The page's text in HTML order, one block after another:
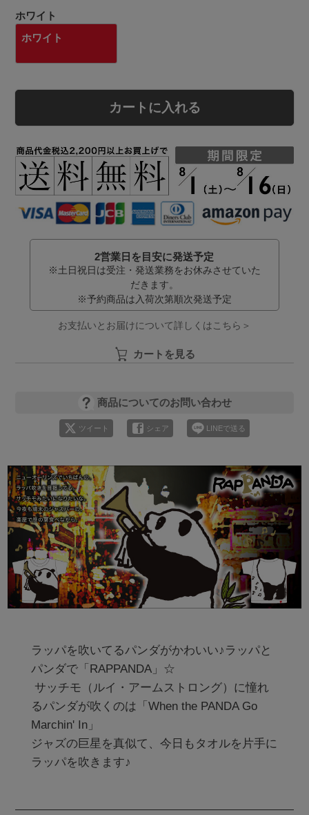
ホワイト
ホワイト
カートに入れる
2営業日を目安に発送予定
※土日祝日は受注・発送業務をお休みさせていた
だきます。
※予約商品は入荷次第順次発送予定
お支払いとお届けについて詳しくはこちら＞
カートを見る
商品についてのお問い合わせ
ツイート シェア LINEで送る
ラッパを吹いてるパンダがかわいい♪ラッパと
パンダで「RAPPANDA」☆
るパンダが吹くのは「When the PANDA Go
Marchin' In」
ジャズの巨星を真似て、今日もタオルを片手に
ラッパを吹きます♪